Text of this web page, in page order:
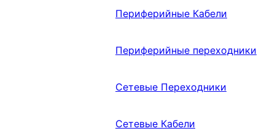
Периферийные Кабели
Периферийные переходники
Сетевые Переходники
Сетевые Кабели